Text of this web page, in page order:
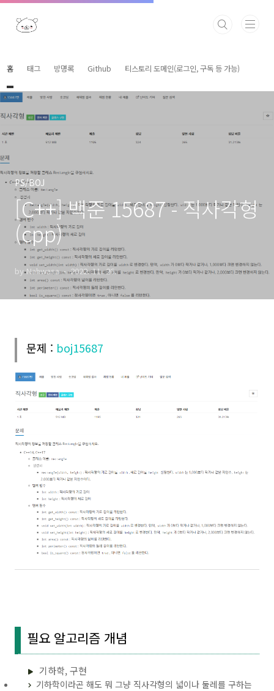
본문 바로가기
홈 태그 방명록 Github 티스토리 도메인(로그인, 구독 등 가능)
PS/BOJ
[C++] 백준 15687 - 직사각형
(cpp)
by Nahwasa 2022. 11. 26.
문제 : boj15687
필요 알고리즘 개념
기하학, 구현
기하학이라곤 해도 뭐 그냥 직사각형의 넓이나 둘레를 구하는